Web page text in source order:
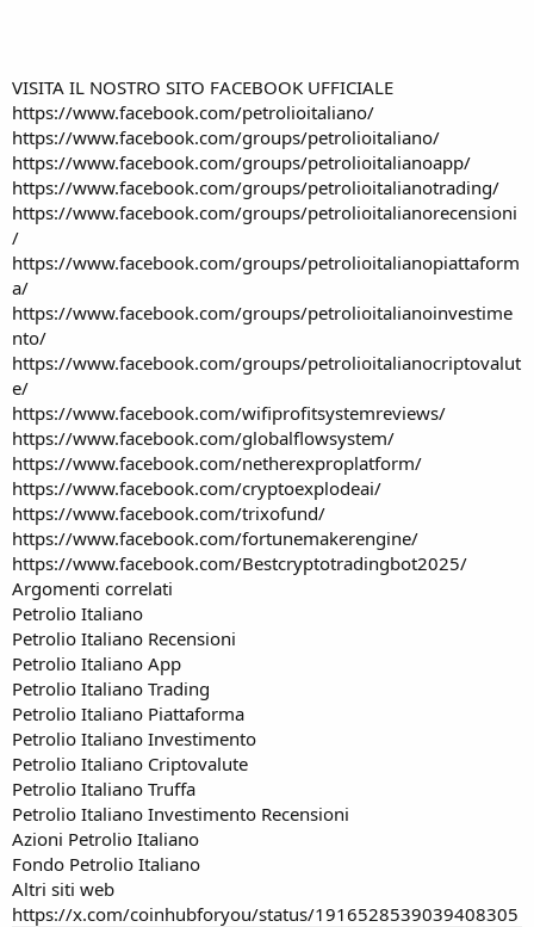
VISITA IL NOSTRO SITO FACEBOOK UFFICIALE
https://www.facebook.com/petrolioitaliano/
https://www.facebook.com/groups/petrolioitaliano/
https://www.facebook.com/groups/petrolioitalianoapp/
https://www.facebook.com/groups/petrolioitalianotrading/
https://www.facebook.com/groups/petrolioitalianorecensioni
/
https://www.facebook.com/groups/petrolioitalianopiattaform
a/
https://www.facebook.com/groups/petrolioitalianoinvestime
nto/
https://www.facebook.com/groups/petrolioitalianocriptovalut
e/
https://www.facebook.com/wifiprofitsystemreviews/
https://www.facebook.com/globalflowsystem/
https://www.facebook.com/netherexproplatform/
https://www.facebook.com/cryptoexplodeai/
https://www.facebook.com/trixofund/
https://www.facebook.com/fortunemakerengine/
https://www.facebook.com/Bestcryptotradingbot2025/
Argomenti correlati
Petrolio Italiano
Petrolio Italiano Recensioni
Petrolio Italiano App
Petrolio Italiano Trading
Petrolio Italiano Piattaforma
Petrolio Italiano Investimento
Petrolio Italiano Criptovalute
Petrolio Italiano Truffa
Petrolio Italiano Investimento Recensioni
Azioni Petrolio Italiano
Fondo Petrolio Italiano
Altri siti web
https://x.com/coinhubforyou/status/1916528539039408305